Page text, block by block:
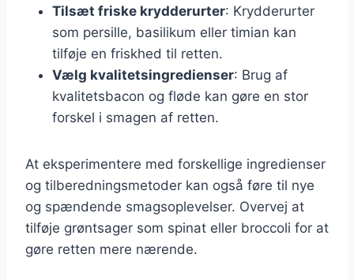
Tilsæt friske krydderurter: Krydderurter
som persille, basilikum eller timian kan
tilføje en friskhed til retten.
Vælg kvalitetsingredienser: Brug af
kvalitetsbacon og fløde kan gøre en stor
forskel i smagen af retten.
At eksperimentere med forskellige ingredienser
og tilberedningsmetoder kan også føre til nye
og spændende smagsoplevelser. Overvej at
tilføje grøntsager som spinat eller broccoli for at
gøre retten mere nærende.